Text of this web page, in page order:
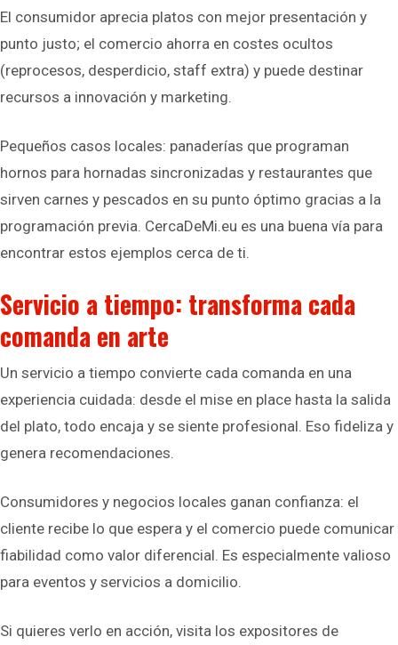
El consumidor aprecia platos con mejor presentación y
punto justo; el comercio ahorra en costes ocultos
(reprocesos, desperdicio, staff extra) y puede destinar
recursos a innovación y marketing.
Pequeños casos locales: panaderías que programan
hornos para hornadas sincronizadas y restaurantes que
sirven carnes y pescados en su punto óptimo gracias a la
programación previa. CercaDeMi.eu es una buena vía para
encontrar estos ejemplos cerca de ti.
Servicio a tiempo: transforma cada
comanda en arte
Un servicio a tiempo convierte cada comanda en una
experiencia cuidada: desde el mise en place hasta la salida
del plato, todo encaja y se siente profesional. Eso fideliza y
genera recomendaciones.
Consumidores y negocios locales ganan confianza: el
cliente recibe lo que espera y el comercio puede comunicar
fiabilidad como valor diferencial. Es especialmente valioso
para eventos y servicios a domicilio.
Si quieres verlo en acción, visita los expositores de